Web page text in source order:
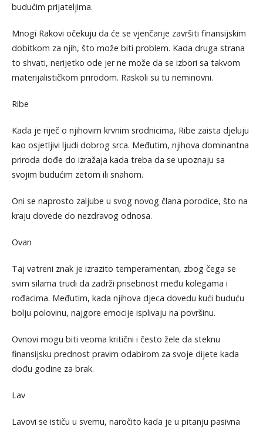
budućim prijateljima.
Mnogi Rakovi očekuju da će se vjenčanje završiti finansijskim
dobitkom za njih, što može biti problem. Kada druga strana
to shvati, nerijetko ode jer ne može da se izbori sa takvom
materijalističkom prirodom. Raskoli su tu neminovni.
Ribe
Kada je riječ o njihovim krvnim srodnicima, Ribe zaista djeluju
kao osjetljivi ljudi dobrog srca. Međutim, njihova dominantna
priroda dođe do izražaja kada treba da se upoznaju sa
svojim budućim zetom ili snahom.
Oni se naprosto zaljube u svog novog člana porodice, što na
kraju dovede do nezdravog odnosa.
Ovan
Taj vatreni znak je izrazito temperamentan, zbog čega se
svim silama trudi da zadrži prisebnost među kolegama i
rođacima. Međutim, kada njihova djeca dovedu kući buduću
bolju polovinu, najgore emocije isplivaju na površinu.
Ovnovi mogu biti veoma kritični i često žele da steknu
finansijsku prednost pravim odabirom za svoje dijete kada
dođu godine za brak.
Lav
Lavovi se ističu u svemu, naročito kada je u pitanju pasivna